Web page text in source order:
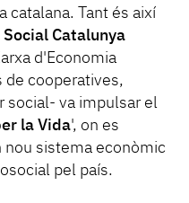
catalana. Tant és així
Catalunya
d'Economia
de cooperatives,
social- va impulsar el
la Vida', on es
nou sistema econòmic
pel país.